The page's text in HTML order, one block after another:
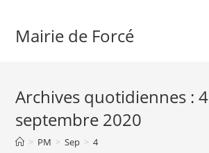
contentMairie de Forcé
Archives quotidiennes : 4
septembre 2020
> PM > Sep > 4